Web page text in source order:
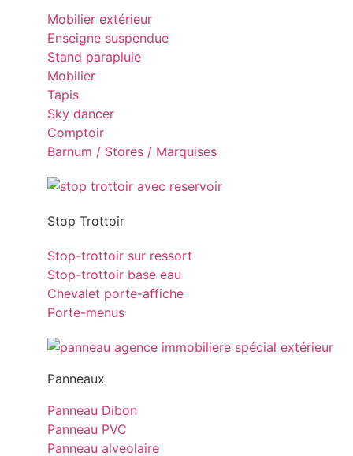
Mobilier extérieur
Enseigne suspendue
Stand parapluie
Mobilier
Tapis
Sky dancer
Comptoir
Barnum / Stores / Marquises
Stop Trottoir
Stop-trottoir sur ressort
Stop-trottoir base eau
Chevalet porte-affiche
Porte-menus
Panneaux
Panneau Dibon
Panneau PVC
Panneau alveolaire